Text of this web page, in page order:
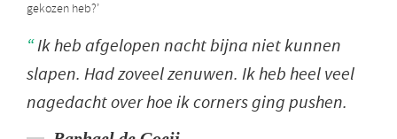
gekozen heb?’
Ik heb afgelopen nacht bijna niet kunnen
slapen. Had zoveel zenuwen. Ik heb heel veel
nagedacht over hoe ik corners ging pushen.